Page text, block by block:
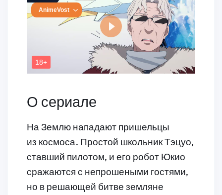
О сериале
На Землю нападают пришельцы
из космоса. Простой школьник Тэцуо,
ставший пилотом, и его робот Юкио
сражаются с непрошеными гостями,
но в решающей битве земляне